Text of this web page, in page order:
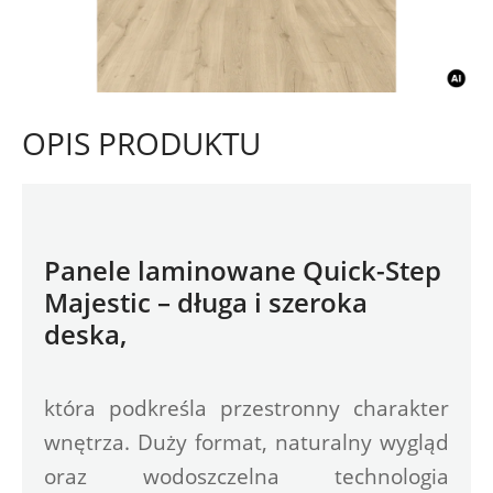
OPIS PRODUKTU
Panele laminowane Quick-Step
Majestic – długa i szeroka
deska,
która podkreśla przestronny charakter
wnętrza. Duży format, naturalny wygląd
oraz wodoszczelna technologia